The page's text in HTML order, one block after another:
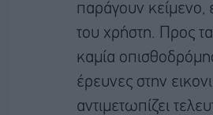
παράγουν κείμενο,
του χρήστη. Προς
καμία
έρευνες στην
αντιμετωπίζει